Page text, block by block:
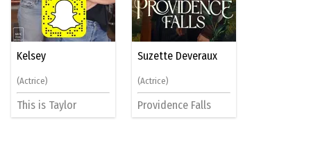
Kelsey
(Actrice)
This is Taylor
Suzette Deveraux
(Actrice)
Providence Falls